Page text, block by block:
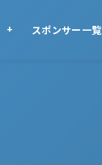
スポンサー一覧